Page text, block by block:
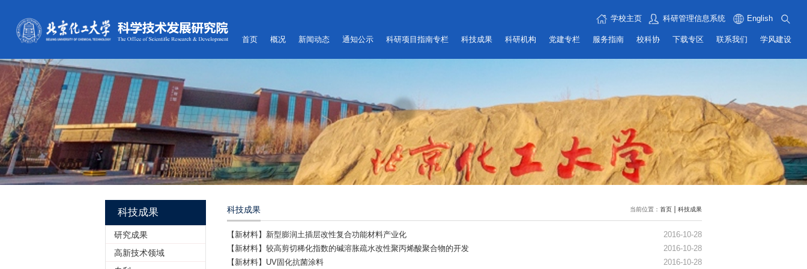
学校主页 科研管理信息系统 English
首页 概况 新闻动态 通知公示 科研项目指南专栏 科技成果 科研机构 党建专栏 服务指南 校科协 下载专区 联系我们 学风建设
科技成果
研究成果
高新技术领域
当前位置： 首页 科技成果
科技成果
【新材料】新型膨润土插层改性复合功能材料产业化
2016-10-28
【新材料】较高剪切稀化指数的碱溶胀疏水改性聚丙烯酸聚合物的开发
2016-10-28
【新材料】UV固化抗菌涂料
2016-10-28